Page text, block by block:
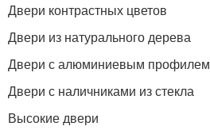
Двери контрастных цветов
Двери из натурального дерева
Двери с алюминиевым профилем
Двери с наличниками из стекла
Высокие двери